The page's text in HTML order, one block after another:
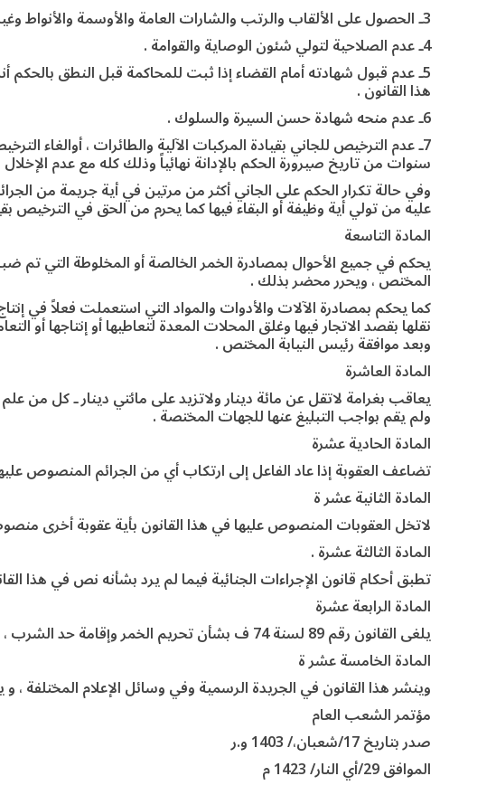
3ـ الحصول على الألقاب والرتب والشارات العامة والأوسمة والأنواط وغيرها .
4ـ عدم الصلاحية لتولي شئون الوصاية والقوامة .
5ـ عدم قبول شهادته أمام القضاء إذا ثبت للمحاكمة قبل النطق
هذا القانون .
6ـ عدم منحه شهادة حسن السيرة والسلوك .
7ـ عدم الترخيص للجاني بقيادة المركبات الآلية والطائرات ،
سنوات من تاريخ صيرورة الحكم بالإدانة نهائياً وذلك كله مع عدم
وفي حالة تكرار الحكم على الجاني أكثر من مرتين في أية جريمة من
عليه من تولي أية وظيفة أو البقاء فيها كما يحرم من الحق في الترخيص
المادة التاسعة
يحكم في جميع الأحوال بمصادرة الخمر الخالصة أو المخلوطة التي تم
المختص ، ويحرر محضر بذلك .
كما يحكم بمصادرة الآلات والأدوات والمواد التي استعملت فعلاً في
نقلها بقصد الاتجار فيها وغلق المحلات المعدة لتعاطيها أو إنتاجها أو
وبعد موافقة رئيس النيابة المختص .
المادة العاشرة
يعاقب بغرامة لاتقل عن مائة دينار ولاتزيد على مائتي دينار ـ كل من
ولم يقم بواجب التبليغ عنها للجهات المختصة .
المادة الحادية عشرة
تضاعف العقوبة إذا عاد الفاعل إلى ارتكاب أي من الجرائم المنصوص
المادة الثانية عشر ة
لاتخل العقوبات المنصوص عليها في هذا القانون بأية عقوبة أخرى
المادة الثالثة عشرة .
تطبق أحكام قانون الإجراءات الجنائية فيما لم يرد بشأنه نص في هذا
المادة الرابعة عشرة
يلغى القانون رقم 89 لسنة 74 ف بشأن تحريم الخمر وإقامة حد الشرب ، كما يلغى كل حكم يخالف هذا القانون .
المادة الخامسة عشر ة
وينشر هذا القانون في الجريدة الرسمية وفي وسائل الإعلام المختلفة
مؤتمر الشعب العام
صدر بتاريخ 17/شعبان،/ 1403 و.ر
الموافق 29/أي النار/ 1423 م